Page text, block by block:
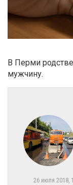
В Перми
мужчину.
26 июля 2018,